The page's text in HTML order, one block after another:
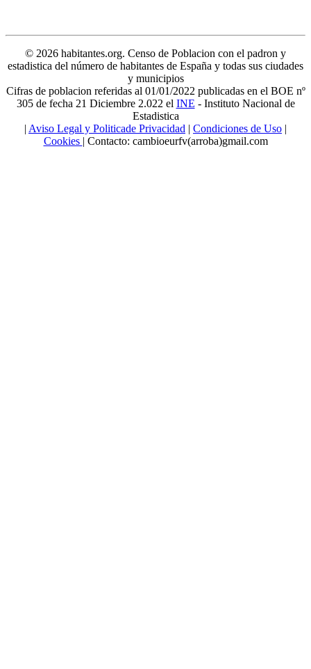
© 2026 habitantes.org. Censo de Poblacion con el padron y
estadistica del número de habitantes de España y todas sus ciudades
y municipios
Cifras de poblacion referidas al 01/01/2022 publicadas en el BOE nº
305 de fecha 21 Diciembre 2.022 el INE - Instituto Nacional de
Estadistica
| Aviso Legal y Politicade Privacidad | Condiciones de Uso |
Cookies | Contacto: cambioeurfv(arroba)gmail.com